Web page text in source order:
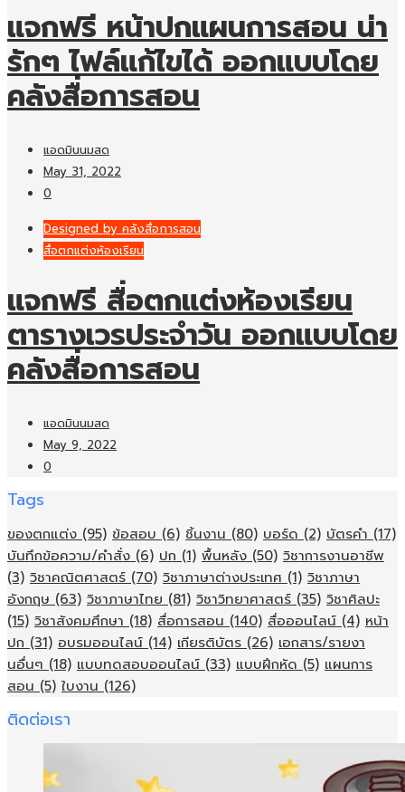
แจกฟรี หน้าปกแผนการสอน น่า
รักๆ ไฟล์แก้ไขได้ ออกแบบโดย
คลังสื่อการสอน
แอดมินนมสด
May 31, 2022
0
Designed by คลังสื่อการสอน
สื่อตกแต่งห้องเรียน
แจกฟรี สื่อตกแต่งห้องเรียน
ตารางเวรประจำวัน ออกแบบโดย
คลังสื่อการสอน
แอดมินนมสด
May 9, 2022
0
Tags
ของตกแต่ง (95) ข้อสอบ (6) ชิ้นงาน (80) บอร์ด (2) บัตรคำ (17)
บันทึกข้อความ/คำสั่ง (6) ปก (1) พื้นหลัง (50) วิชาการงานอาชีพ
(3) วิชาคณิตศาสตร์ (70) วิชาภาษาต่างประเทศ (1) วิชาภาษา
อังกฤษ (63) วิชาภาษาไทย (81) วิชาวิทยาศาสตร์ (35) วิชาศิลปะ
(15) วิชาสังคมศึกษา (18) สื่อการสอน (140) สื่อออนไลน์ (4) หน้า
ปก (31) อบรมออนไลน์ (14) เกียรติบัตร (26) เอกสาร/รายงา
นอื่นๆ (18) แบบทดสอบออนไลน์ (33) แบบฝึกหัด (5) แผนการ
สอน (5) ใบงาน (126)
ติดต่อเรา